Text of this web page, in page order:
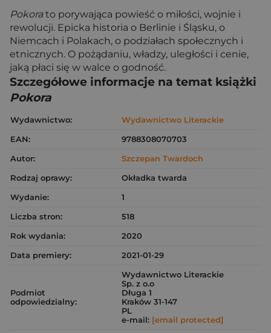
Pokorato porywająca powieść o miłości, wojnie i
rewolucji. Epicka historia o Berlinie i Śląsku, o
Niemcach i Polakach, o podziałach społecznych i
etnicznych. O pożądaniu, władzy, uległości i cenie,
jaką płaci się w walce o godność.
Szczegółowe informacje na temat książki
Pokora
Wydawnictwo:
Wydawnictwo Literackie
EAN:
9788308070703
Autor:
Szczepan Twardoch
Rodzaj oprawy:
Okładka twarda
Wydanie:
1
Liczba stron:
518
Rok wydania:
2020
Data premiery:
2021-01-29
Podmiot
odpowiedzialny:
Wydawnictwo Literackie
Sp. z o.o
Długa 1
Kraków 31-147
PL
e-mail: [email protected]